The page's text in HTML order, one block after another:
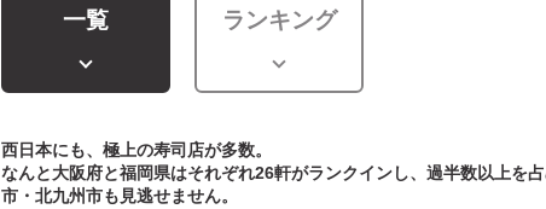
一覧
ランキング
西日本にも、極上の寿司店が多数。
なんと大阪府と福岡県はそれぞれ26軒がランクインし、過半数以上を
市・北九州市も見逃せません。